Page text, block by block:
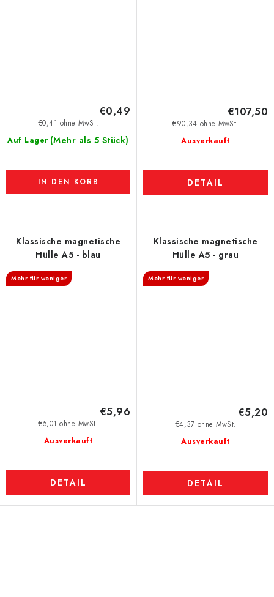
Auf Lager (Mehr als 5 Stück)
€0,41 ohne MwSt.
€0,49
IN DEN KORB
Ausverkauft
€90,34 ohne MwSt.
€107,50
DETAIL
Klassische magnetische
Hülle A5 - blau
Mehr für weniger
Ausverkauft
€5,01 ohne MwSt.
€5,96
DETAIL
Klassische magnetische
Hülle A5 - grau
Mehr für weniger
Ausverkauft
€4,37 ohne MwSt.
€5,20
DETAIL